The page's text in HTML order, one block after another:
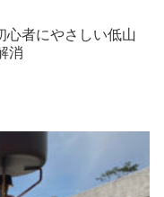
心者にやさしい低山
消